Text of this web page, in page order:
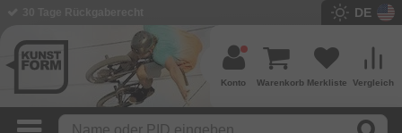
DE
Vergleich
Merkliste
Warenkorb
Konto